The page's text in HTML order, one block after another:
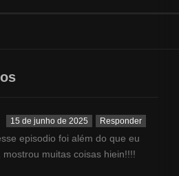
15 de junho de 2025 Responder
episodio foi além do que eu
mostrou muitas coisas hiein!!!!